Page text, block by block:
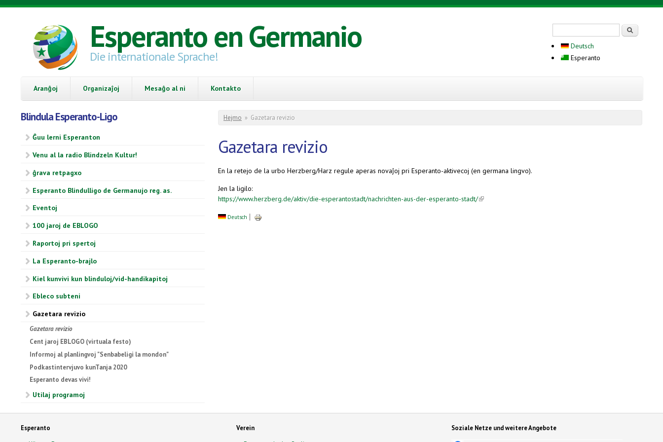
Skip to main content
Esperanto en Germanio
Die internationale Sprache!
Deutsch
Esperanto
Aranĝoj Organizaĵoj Mesaĝo al ni Kontakto
Blindula Esperanto-Ligo
Ĝuu lerni Esperanton
Venu al la radio Blindzeln Kultur!
ĝrava retpagxo
Esperanto Blindulligo de Germanujo reg. as.
Eventoj
100 jaroj de EBLOGO
Raportoj pri spertoj
La Esperanto-brajlo
Kiel kunvivi kun blinduloj/vid-handikapitoj
Ebleco subteni
Gazetara revizio
Gazetara revizio
Cent jaroj EBLOGO (virtuala festo)
Informoj al planlingvoj "Senbabeligi la mondon"
Podkastintervjuvo kunTanja 2020
Esperanto devas vivi!
Utilaj programoj
You are here
Hejmo » Gazetara revizio
Gazetara revizio
En la retejo de la urbo Herzberg/Harz regule aperas novaĵoj pri Esperanto-aktivecoj (en germana lingvo).
Jen la ligilo:
https://www.herzberg.de/aktiv/die-esperantostadt/nachrichten-aus-der-esperanto-stadt/(link is external)
Deutsch
Esperanto Verein Soziale Netze und weitere Angebote